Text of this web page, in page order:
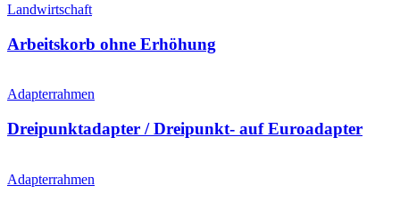
Landwirtschaft
Arbeitskorb ohne Erhöhung
Adapterrahmen
Dreipunkt­adapter / Dreipunkt- auf Euroadapter
Adapterrahmen